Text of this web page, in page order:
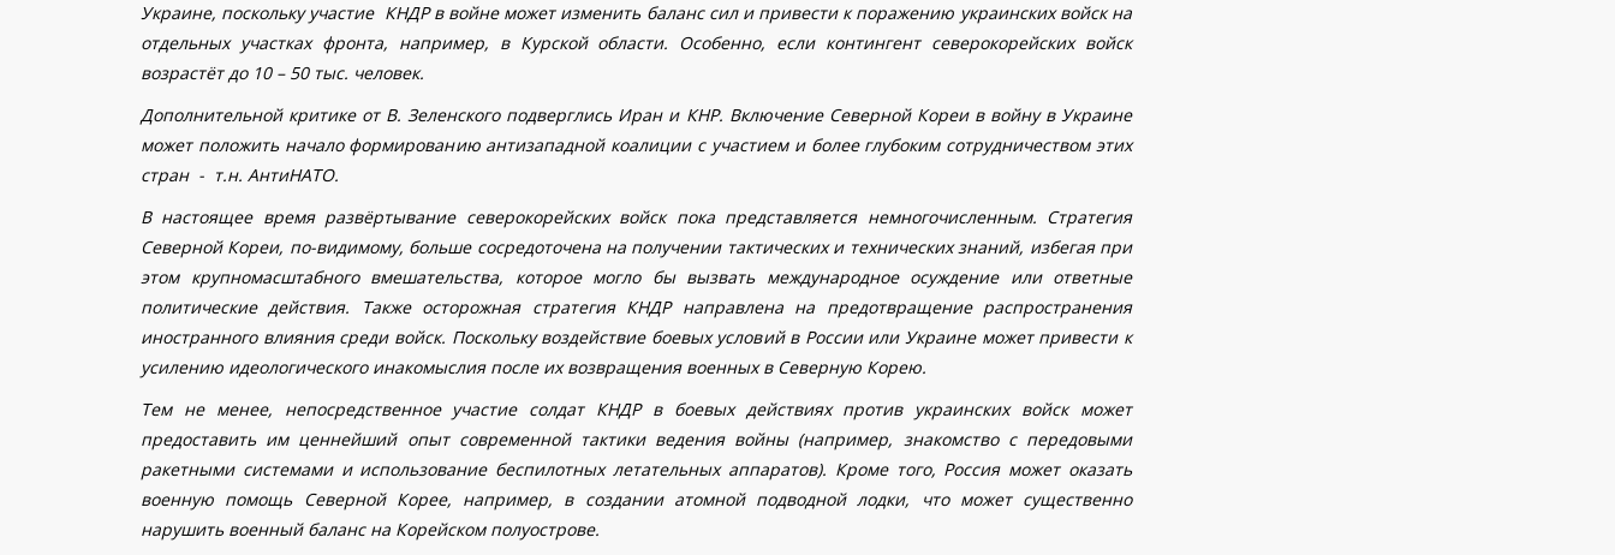
Украине, поскольку участие КНДР в войне может изменить баланс сил и привести к поражению украинских войск на
отдельных участках фронта, например, в Курской области. Особенно, если контингент северокорейских войск
возрастёт до 10 – 50 тыс. человек.
Дополнительной критике от В. Зеленского подверглись Иран и КНР. Включение Северной Кореи в войну в Украине
может положить начало формированию антизападной коалиции с участием и более глубоким сотрудничеством этих
стран - т.н. АнтиНАТО.
В настоящее время развёртывание северокорейских войск пока представляется немногочисленным. Стратегия
Северной Кореи, по-видимому, больше сосредоточена на получении тактических и технических знаний, избегая при
этом крупномасштабного вмешательства, которое могло бы вызвать международное осуждение или ответные
политические действия. Также осторожная стратегия КНДР направлена на предотвращение распространения
иностранного влияния среди войск. Поскольку воздействие боевых условий в России или Украине может привести к
усилению идеологического инакомыслия после их возвращения военных в Северную Корею.
Тем не менее, непосредственное участие солдат КНДР в боевых действиях против украинских войск может
предоставить им ценнейший опыт современной тактики ведения войны (например, знакомство с передовыми
ракетными системами и использование беспилотных летательных аппаратов). Кроме того, Россия может оказать
военную помощь Северной Корее, например, в создании атомной подводной лодки, что может существенно
нарушить военный баланс на Корейском полуострове.